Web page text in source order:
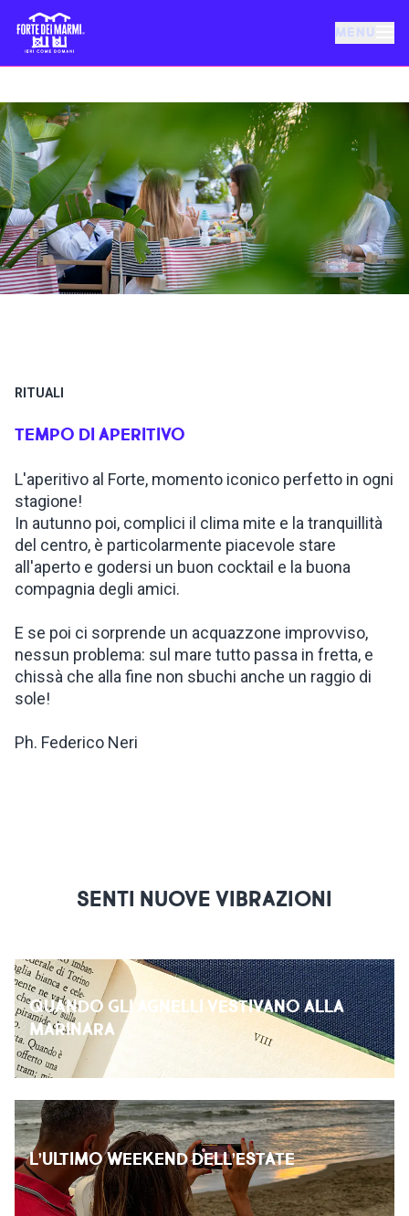
MENU
EVENTI
NOTIZIE
OSPITALITÀ
VILLA BERTELLI
ISPIRAZIONI
WEBCAM
CONTATTI
ENG
RITUALI
TEMPO DI APERITIVO
L'aperitivo al Forte, momento iconico perfetto in ogni
stagione!
In autunno poi, complici il clima mite e la tranquillità
del centro, è particolarmente piacevole stare
all'aperto e godersi un buon cocktail e la buona
compagnia degli amici.
E se poi ci sorprende un acquazzone improvviso,
nessun problema: sul mare tutto passa in fretta, e
chissà che alla fine non sbuchi anche un raggio di
sole!
Ph. Federico Neri
SENTI NUOVE VIBRAZIONI
QUANDO GLI AGNELLI VESTIVANO ALLA
MARINARA
L’ULTIMO WEEKEND DELL’ESTATE